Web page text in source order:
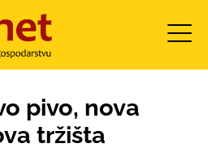
pivo, nova
tržišta